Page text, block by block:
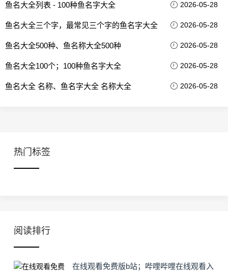
鱼名大全列表 - 100种鱼名字大全 2026-05-28
鱼名大全三个字，最常见三个字的鱼名字大全 2026-05-28
鱼名大全500种、鱼名称大全500种 2026-05-28
鱼名大全100个；100种鱼名字大全 2026-05-28
鱼名大全 名称、鱼名字大全 名称大全 2026-05-28
热门标签
阅读排行
在线观看免费版b站；哔哩哔哩在线观看入